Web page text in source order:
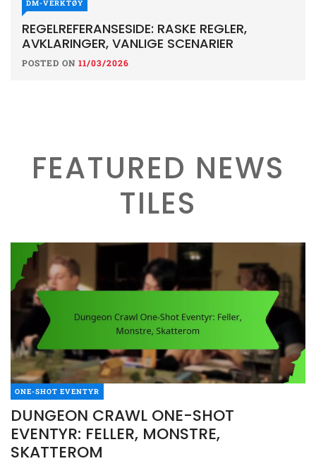
DM-VERKTØY
REGELREFERANSESIDE: RASKE REGLER,
AVKLARINGER, VANLIGE SCENARIER
POSTED ON 11/03/2026
FEATURED NEWS
TILES
ONE-SHOT EVENTYR
DUNGEON CRAWL ONE-SHOT
EVENTYR: FELLER, MONSTRE,
SKATTEROM